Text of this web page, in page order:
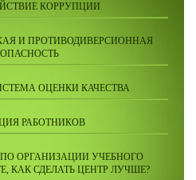
КОРРУПЦИИ
И ПРОТИВОДИВЕРСИОННАЯ
ОЦЕНКИ КАЧЕСТВА
РАБОТНИКОВ
ОРГАНИЗАЦИИ УЧЕБНОГО
КАК СДЕЛАТЬ ЦЕНТР ЛУЧШЕ?